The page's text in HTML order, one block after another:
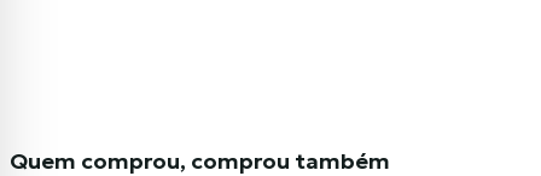
Quem comprou, comprou também